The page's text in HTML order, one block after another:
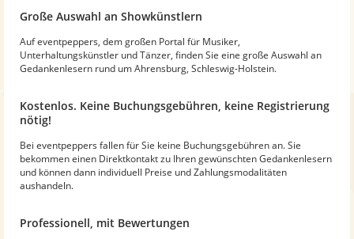
Große Auswahl an Showkünstlern
Auf eventpeppers, dem großen Portal für Musiker,
Unterhaltungskünstler und Tänzer, finden Sie eine große Auswahl an
Gedankenlesern rund um Ahrensburg, Schleswig-Holstein.
Kostenlos. Keine Buchungsgebühren, keine Registrierung
nötig!
Bei eventpeppers fallen für Sie keine Buchungsgebühren an. Sie
bekommen einen Direktkontakt zu Ihren gewünschten Gedankenlesern
und können dann individuell Preise und Zahlungsmodalitäten
aushandeln.
Professionell, mit Bewertungen